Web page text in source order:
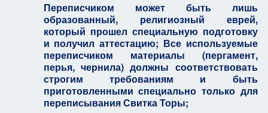
Переписчиком может быть лишь
образованный, религиозный еврей,
который прошел специальную подготовку
и получил аттестацию; Все используемые
переписчиком материалы (пергамент,
перья, чернила) должны соответствовать
строгим требованиям и быть
приготовленными специально только для
переписывания Свитка Торы;